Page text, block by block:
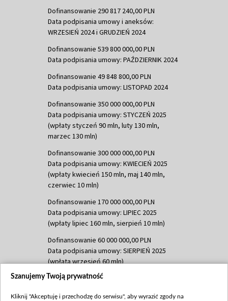
Dofinansowanie 290 817 240,00 PLN
Data podpisania umowy i aneksów:
WRZESIEŃ 2024 i GRUDZIEŃ 2024
Dofinansowanie 539 800 000,00 PLN
Data podpisania umowy: PAŹDZIERNIK 2024
Dofinansowanie 49 848 800,00 PLN
Data podpisania umowy: LISTOPAD 2024
Dofinansowanie 350 000 000,00 PLN
Data podpisania umowy: STYCZEŃ 2025
(wpłaty styczeń 90 mln, luty 130 mln,
marzec 130 mln)
Dofinansowanie 300 000 000,00 PLN
Data podpisania umowy: KWIECIEŃ 2025
(wpłaty kwiecień 150 mln, maj 140 mln,
czerwiec 10 mln)
Dofinansowanie 170 000 000,00 PLN
Data podpisania umowy: LIPIEC 2025
(wpłaty lipiec 160 mln, sierpień 10 mln)
Dofinansowanie 60 000 000,00 PLN
Data podpisania umowy: SIERPIEŃ 2025
(wpłata wrzesień 60 mln)
Dofinansowanie 635 783 051,21 PLN
Szanujemy Twoją prywatność
Kliknij "Akceptuję i przechodzę do serwisu", aby wyrazić zgody na